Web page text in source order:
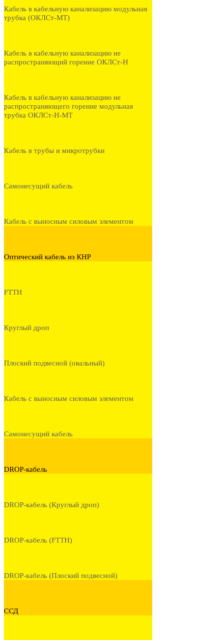
Кабель в кабельную канализацию модульная
трубка (ОКЛСт-МТ)
Кабель в кабельную канализацию не
распространяющий горение ОКЛСт-Н
Кабель в кабельную канализацию не
распространяющего горение модульная
трубка ОКЛСт-Н-МТ
Кабель в трубы и микротрубки
Самонесущий кабель
Кабель с выносным силовым элементом
Оптический кабель из КНР
FTTH
Круглый дроп
Плоский подвесной (овальный)
Кабель с выносным силовым элементом
Самонесущий кабель
DROP-кабель
DROP-кабель (Круглый дроп)
DROP-кабель (FTTH)
DROP-кабель (Плоский подвесной)
ССД